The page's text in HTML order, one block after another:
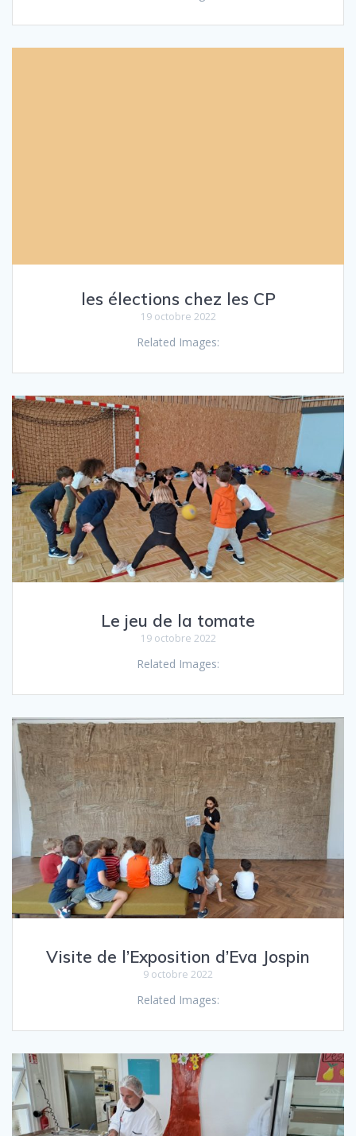
les élections chez les CP
19 octobre 2022
Related Images:
Le jeu de la tomate
19 octobre 2022
Related Images:
Visite de l’Exposition d’Eva Jospin
9 octobre 2022
Related Images: